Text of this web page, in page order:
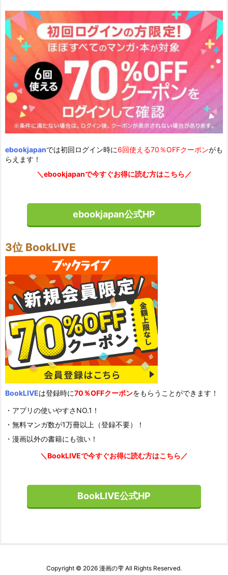
ebookjapanでは初回ログイン時に6回使える70％OFFクーポンがも
らえます！
＼ebookjapanで今すぐお得に読む方はこちら／
ebookjapan公式HP
3位 BookLIVE
BookLIVEは登録時に70％OFFクーポンをもらうことができます！
・アプリの使いやすさNO.1！
・無料マンガ数が1万冊以上（登録不要）！
・漫画以外の書籍にも強い！
＼BookLIVEで今すぐお得に読む方はこちら／
BookLIVE公式HP
Copyright © 2026 漫画の雫 All Rights Reserved.